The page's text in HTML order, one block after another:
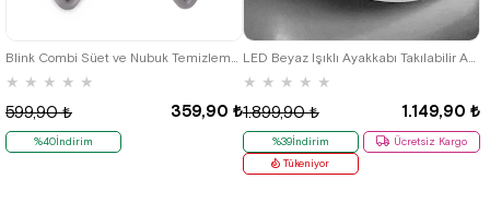
Blink Combi Süet ve Nubuk Temizleme Fırçası
★ ★ ★ ★ ★
359,90 ₺
599,90 ₺
%40İndirim
LED Beyaz Işıklı Ayakkabı Takılabilir Aksesuar
★ ★ ★ ★ ★
1.149,90 ₺
1.899,90 ₺
%39İndirim
Ücretsiz Kargo
Tükeniyor